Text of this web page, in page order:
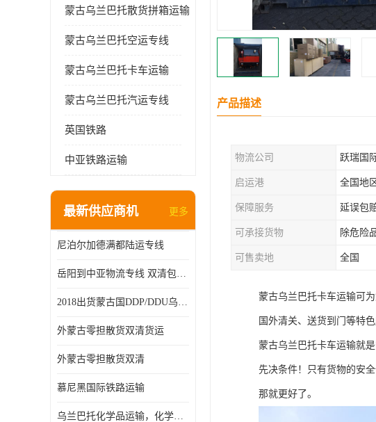
蒙古乌兰巴托散货拼箱运输
蒙古乌兰巴托空运专线
蒙古乌兰巴托卡车运输
蒙古乌兰巴托汽运专线
英国铁路
中亚铁路运输
最新供应商机 更多
尼泊尔加德满都陆运专线
岳阳到中亚物流专线 双清包税 一站服务
2018出货蒙古国DDP/DDU乌兰巴托双清国际物流专线
外蒙古零担散货双清货运
外蒙古零担散货双清
慕尼黑国际铁路运输
乌兰巴托化学品运输，化学品怎么运到乌兰巴托
产品描述
物流公司 跃瑞国
启运港 全国地
保障服务 延误包
可承接货物 除危险
可售卖地 全国
蒙古乌兰巴托卡车运输可
国外清关、送货到门等特
蒙古乌兰巴托卡车运输就
先决条件！只有货物的安
那就更好了。